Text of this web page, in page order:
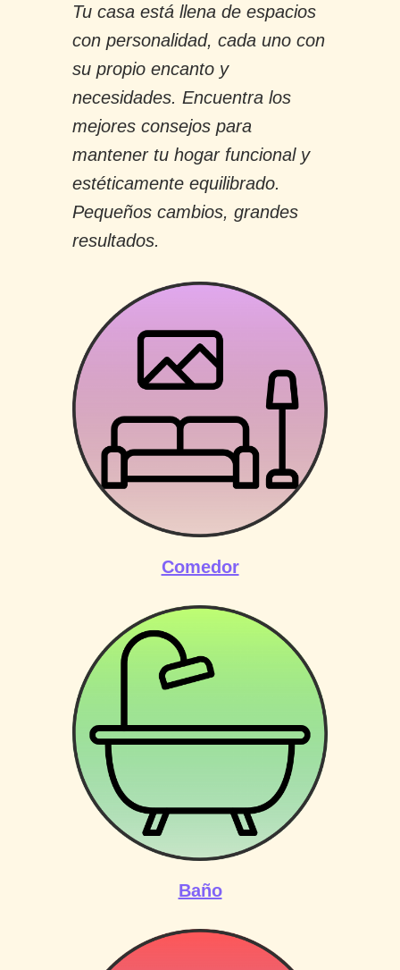
Tu casa está llena de espacios
con personalidad, cada uno con
su propio encanto y
necesidades. Encuentra los
mejores consejos para
mantener tu hogar funcional y
estéticamente equilibrado.
Pequeños cambios, grandes
resultados.
Comedor
Baño